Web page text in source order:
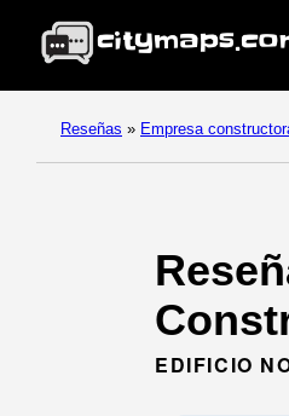
Reseñas » Empresa
EDIFICIO